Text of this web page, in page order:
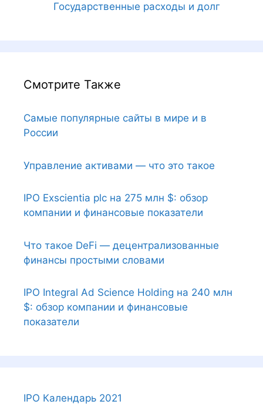
Государственные расходы и долг
Смотрите Также
Самые популярные сайты в мире и в
России
Управление активами — что это такое
IPO Exscientia plc на 275 млн $: обзор
компании и финансовые показатели
Что такое DeFi — децентрализованные
финансы простыми словами
IPO Integral Ad Science Holding на 240 млн
$: обзор компании и финансовые
показатели
IPO Календарь 2021